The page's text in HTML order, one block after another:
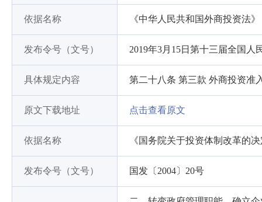
依据名称 《中华人民共和国外商投资法》
发布令号（文号） 2019年3月15日第十三届全国人
具体规定内容 第二十八条 第三款 外商投资准
原文下载地址 点击查看原文
依据名称 《国务院关于投资体制改革的
发布令号（文号） 国发〔2004〕20号